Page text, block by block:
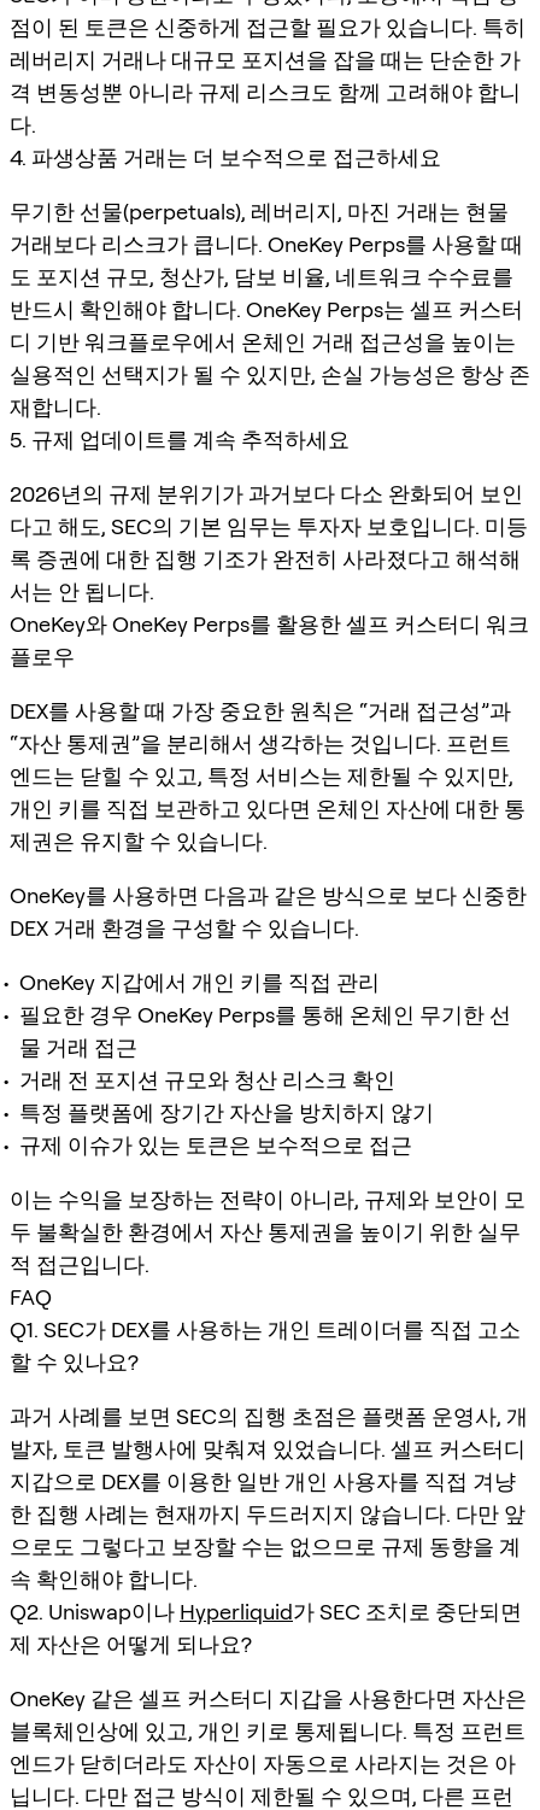
점이 된 토큰은 신중하게 접근할 필요가 있습니다. 특히
레버리지 거래나 대규모 포지션을 잡을 때는 단순한 가
격 변동성뿐 아니라 규제 리스크도 함께 고려해야 합니
다.
4. 파생상품 거래는 더 보수적으로 접근하세요
무기한 선물(perpetuals), 레버리지, 마진 거래는 현물
거래보다 리스크가 큽니다. OneKey Perps를 사용할 때
도 포지션 규모, 청산가, 담보 비율, 네트워크 수수료를
반드시 확인해야 합니다. OneKey Perps는 셀프 커스터
디 기반 워크플로우에서 온체인 거래 접근성을 높이는
실용적인 선택지가 될 수 있지만, 손실 가능성은 항상 존
재합니다.
5. 규제 업데이트를 계속 추적하세요
2026년의 규제 분위기가 과거보다 다소 완화되어 보인
다고 해도, SEC의 기본 임무는 투자자 보호입니다. 미등
록 증권에 대한 집행 기조가 완전히 사라졌다고 해석해
서는 안 됩니다.
OneKey와 OneKey Perps를 활용한 셀프 커스터디 워크
플로우
DEX를 사용할 때 가장 중요한 원칙은 “거래 접근성”과
“자산 통제권”을 분리해서 생각하는 것입니다. 프런트
엔드는 닫힐 수 있고, 특정 서비스는 제한될 수 있지만,
개인 키를 직접 보관하고 있다면 온체인 자산에 대한 통
제권은 유지할 수 있습니다.
OneKey를 사용하면 다음과 같은 방식으로 보다 신중한
DEX 거래 환경을 구성할 수 있습니다.
OneKey 지갑에서 개인 키를 직접 관리
필요한 경우 OneKey Perps를 통해 온체인 무기한 선
물 거래 접근
거래 전 포지션 규모와 청산 리스크 확인
특정 플랫폼에 장기간 자산을 방치하지 않기
규제 이슈가 있는 토큰은 보수적으로 접근
이는 수익을 보장하는 전략이 아니라, 규제와 보안이 모
두 불확실한 환경에서 자산 통제권을 높이기 위한 실무
적 접근입니다.
FAQ
Q1. SEC가 DEX를 사용하는 개인 트레이더를 직접 고소
할 수 있나요?
과거 사례를 보면 SEC의 집행 초점은 플랫폼 운영사, 개
발자, 토큰 발행사에 맞춰져 있었습니다. 셀프 커스터디
지갑으로 DEX를 이용한 일반 개인 사용자를 직접 겨냥
한 집행 사례는 현재까지 두드러지지 않습니다. 다만 앞
으로도 그렇다고 보장할 수는 없으므로 규제 동향을 계
속 확인해야 합니다.
Q2. Uniswap이나 Hyperliquid가 SEC 조치로 중단되면
제 자산은 어떻게 되나요?
OneKey 같은 셀프 커스터디 지갑을 사용한다면 자산은
블록체인상에 있고, 개인 키로 통제됩니다. 특정 프런트
엔드가 닫히더라도 자산이 자동으로 사라지는 것은 아
닙니다. 다만 접근 방식이 제한될 수 있으며, 다른 프런